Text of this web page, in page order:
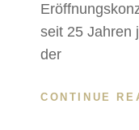
seit 25 Jahren
der
CONTINUE